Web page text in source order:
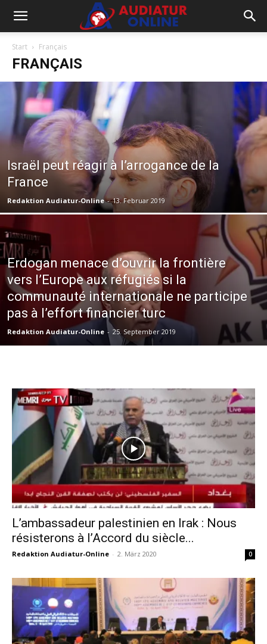
Start Français
FRANÇAIS
Israël peut réagir à l’arrogance de la
France
Redaktion Audiatur-Online - 13. Februar 2019
Erdogan menace d’ouvrir la frontière
vers l’Europe aux réfugiés si la
communauté internationale ne participe
pas à l’effort financier turc
Redaktion Audiatur-Online - 25. September 2019
L’ambassadeur palestinien en Irak : Nous
résisterons à l’Accord du siècle...
Redaktion Audiatur-Online - 2. März 2020 0